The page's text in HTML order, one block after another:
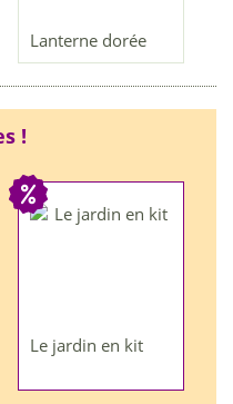
Lanterne dorée
!
Le jardin en kit